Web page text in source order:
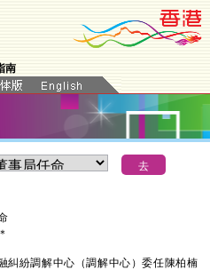
南
＊
紛調解中心（調解中心）委任陳柏楠